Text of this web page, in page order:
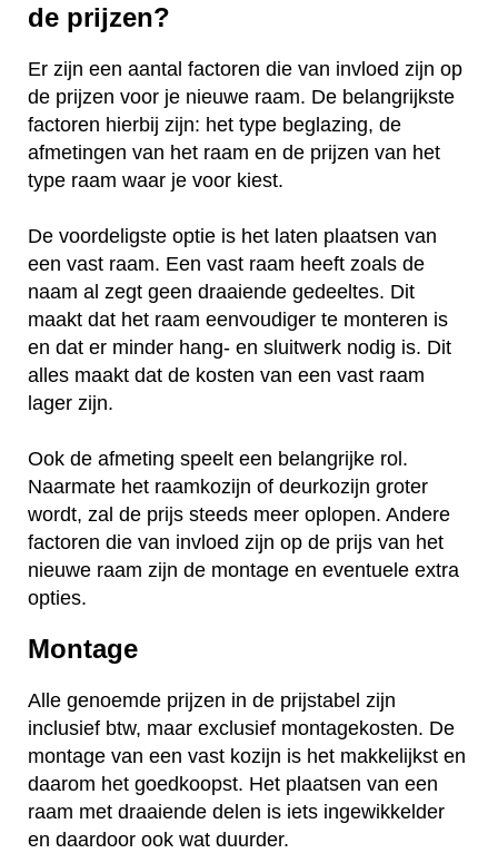
de prijzen?
Er zijn een aantal factoren die van invloed zijn op
de prijzen voor je nieuwe raam. De belangrijkste
factoren hierbij zijn: het type beglazing, de
afmetingen van het raam en de prijzen van het
type raam waar je voor kiest.
De voordeligste optie is het laten plaatsen van
een vast raam. Een vast raam heeft zoals de
naam al zegt geen draaiende gedeeltes. Dit
maakt dat het raam eenvoudiger te monteren is
en dat er minder hang- en sluitwerk nodig is. Dit
alles maakt dat de kosten van een vast raam
lager zijn.
Ook de afmeting speelt een belangrijke rol.
Naarmate het raamkozijn of deurkozijn groter
wordt, zal de prijs steeds meer oplopen. Andere
factoren die van invloed zijn op de prijs van het
nieuwe raam zijn de montage en eventuele extra
opties.
Montage
Alle genoemde prijzen in de prijstabel zijn
inclusief btw, maar exclusief montagekosten. De
montage van een vast kozijn is het makkelijkst en
daarom het goedkoopst. Het plaatsen van een
raam met draaiende delen is iets ingewikkelder
en daardoor ook wat duurder.